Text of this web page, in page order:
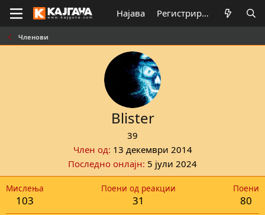
Најава Регистрирај се
Членови
Blister
39
Член од 13 декември 2014
Последно онлајн 5 јули 2024
Мислења
103
Поени од реакции
31
Поени
80